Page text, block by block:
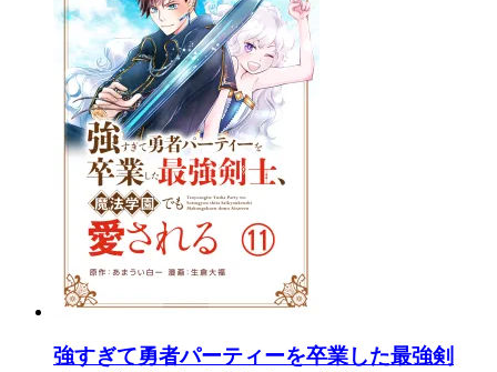
強すぎて勇者パーティーを卒業した最強剣